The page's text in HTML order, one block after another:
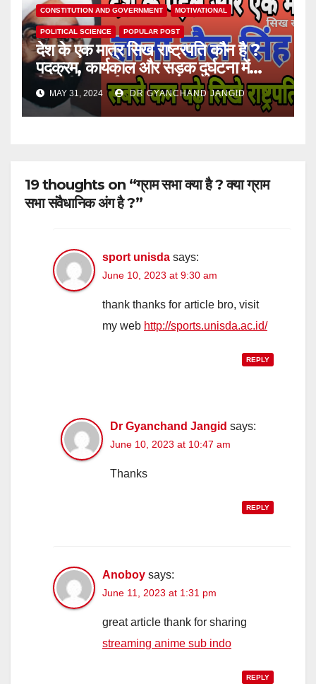
CONSTITUTION AND GOVERNMENT MOTIVATIONAL
POLITICAL SCIENCE POPULAR POST
देश के एक मात्र सिख राष्ट्रपति कौन है ?
पदक्रम, कार्यकाल और सड़क दुर्घटना में
जिनकी मृत्यु हुई।
MAY 31, 2024 DR GYANCHAND JANGID
19 thoughts on “ग्राम सभा क्या है ? क्या ग्राम
सभा संवैधानिक अंग है ?”
sport unisda says:
June 10, 2023 at 9:30 am
thank thanks for article bro, visit
my web http://sports.unisda.ac.id/
REPLY
Dr Gyanchand Jangid says:
June 10, 2023 at 10:47 am
Thanks
REPLY
Anoboy says:
June 11, 2023 at 1:31 pm
great article thank for sharing
streaming anime sub indo
REPLY